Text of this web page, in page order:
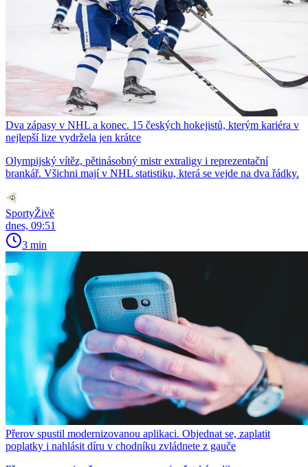
Dva zápasy v NHL a konec. 15 českých hokejistů, kterým kariéra v
nejlepší lize vydržela jen krátce
Olympijský vítěz, pětinásobný mistr extraligy i reprezentační
brankář. Všichni mají v NHL statistiku, která se vejde na dva řádky.
SportyŽivě
dnes, 09:51
3 min
Přerov spustil modernizovanou aplikaci. Objednat se, zaplatit
poplatky i nahlásit díru v chodníku zvládnete z gauče